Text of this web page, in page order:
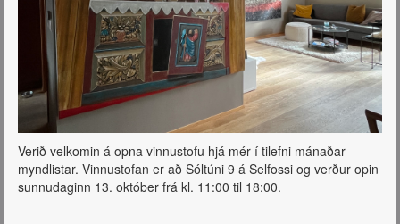
Verið velkomin á opna vinnustofu hjá mér í tilefni mánaðar
myndlistar. Vinnustofan er að Sóltúni 9 á Selfossi og verður opin
sunnudaginn 13. október frá kl. 11:00 til 18:00.